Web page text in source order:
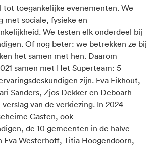
tot toegankelijke evenementen. We
met sociale, fysieke en
We testen elk onderdeel bij
Of nog beter: we betrekken ze bij
het samen met hen. Daarom
samen met Het Superteam: 5
zijn. Eva Eikhout,
Sanders, Zjos Dekker en Deboarh
van de verkiezing. In 2024
Gasten, ook
de 10 gemeenten in de halve
Eva Westerhoff, Titia Hoogendoorn,